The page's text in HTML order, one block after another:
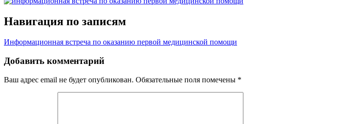
Навигация по записям
Информационная встреча по оказанию первой медицинской помощи
Добавить комментарий
Ваш адрес email не будет опубликован. Обязательные поля помечены *